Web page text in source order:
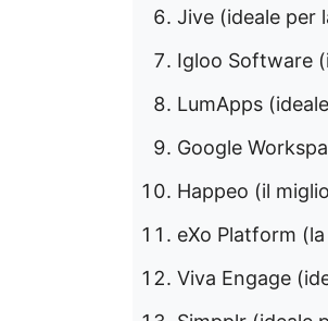
Jive (ideale per
Igloo Software
LumApps
Google
Happeo (il
eXo Platform
Viva Engage